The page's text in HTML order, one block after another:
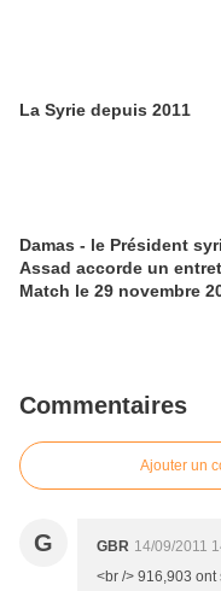
La Syrie depuis 2011
Damas - le Président
Assad accorde un
Match le 29 novembre
Commentaires
Ajouter un
G GBR 14/09/2011
<br /> 916,903